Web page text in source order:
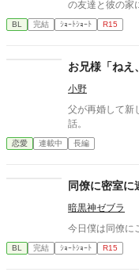
の友達と彼の家
の家を懐かしん
幼なじみと2人
BL 完結 ｼｮｰﾄｼｮｰﾄ R15
お兄様「ねえ
小野
父が再婚して新
話。
恋愛 連載中 長編
同僚に密室に
暗黒神ゼブラ
今日僕は同僚に
BL 完結 ｼｮｰﾄｼｮｰﾄ R15